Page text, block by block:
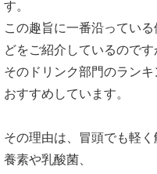
す。
この趣旨に一番沿ってい
どをご紹介しているのです
そのドリンク部門のラン
おすすめしています。
その理由は、冒頭でも軽
養素や乳酸菌、